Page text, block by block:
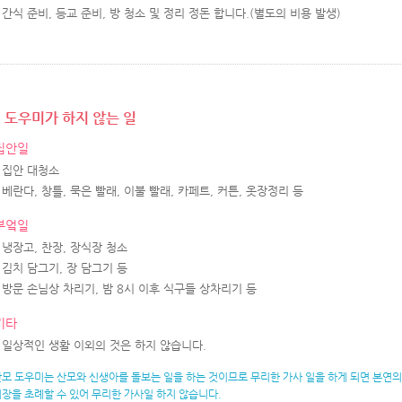
간식 준비, 등교 준비, 방 청소 및 정리 정돈 합니다.(별도의 비용 발생)
도우미가 하지 않는 일
안일
집안 대청소
베란다, 창틀, 묵은 빨래, 이불 빨래, 카페트, 커튼, 옷장정리 등
엌일
냉장고, 찬장, 장식장 청소
김치 담그기, 장 담그기 등
방문 손님상 차리기, 밤 8시 이후 식구들 상차리기 등
타
일상적인 생활 이외의 것은 하지 않습니다.
도우미는 산모와 신생아를 돌보는 일을 하는 것이므로 무리한 가사 일을 하게 되면 본연
을 초례할 수 있어 무리한 가사일 하지 않습니다.